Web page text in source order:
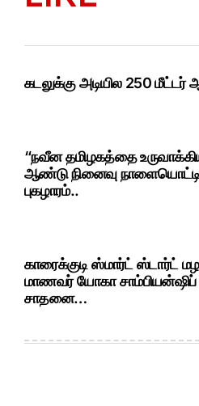
கடலுக்கு அடியில 250
“நவீன தமிழகத்தை
ஆண்டு நினைவு
புகழாரம்..
காரைக்குடி ஸ்மார்ட் ஸ்டார்ட்
மாணவர் யோகா சாம்பியன்ஷிப்
சாதனை…